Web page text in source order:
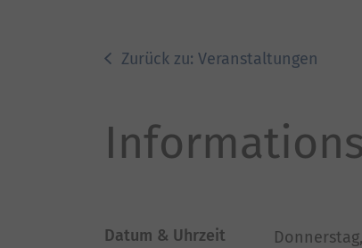
Zurück zu: Veranstaltungen
Datum & Uhrzeit